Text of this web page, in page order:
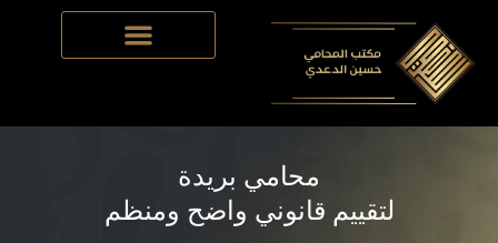
Skip
محامي بريدة
لتقييم قانوني واضح ومنظم